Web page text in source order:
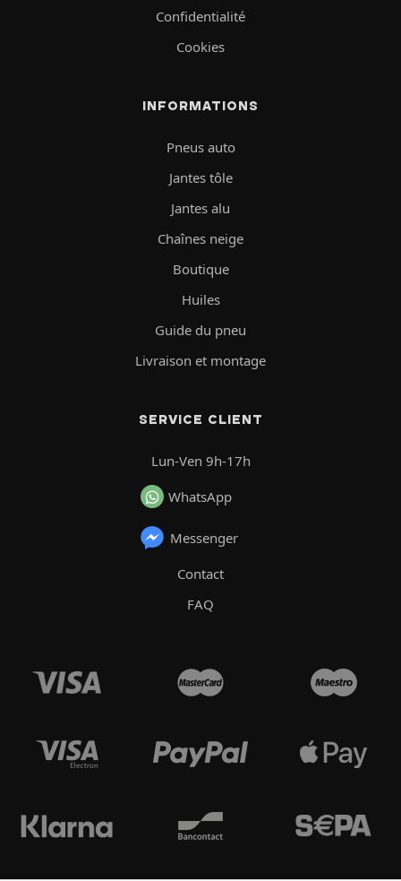
Confidentialité
Cookies
INFORMATIONS
Pneus auto
Jantes tôle
Jantes alu
Chaînes neige
Boutique
Huiles
Guide du pneu
Livraison et montage
SERVICE CLIENT
Lun-Ven 9h-17h
WhatsApp
Messenger
Contact
FAQ